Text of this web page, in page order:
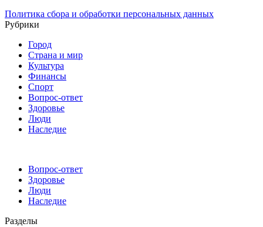
Политика сбора и обработки персональных данных
Рубрики
Город
Страна и мир
Культура
Финансы
Спорт
Вопрос-ответ
Здоровье
Люди
Наследие
Вопрос-ответ
Здоровье
Люди
Наследие
Разделы